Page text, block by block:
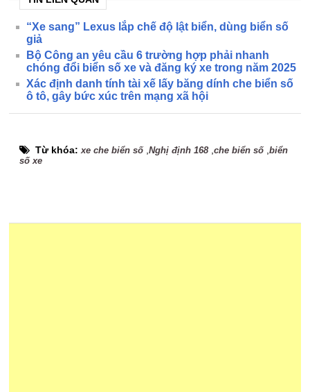
“Xe sang” Lexus lắp chế độ lật biển, dùng biển số
giả
Bộ Công an yêu cầu 6 trường hợp phải nhanh
chóng đổi biển số xe và đăng ký xe trong năm 2025
Xác định danh tính tài xế lấy băng dính che biển số
ô tô, gây bức xúc trên mạng xã hội
Từ khóa:xe che biển số,Nghị định 168,che biển số,biển
số xe